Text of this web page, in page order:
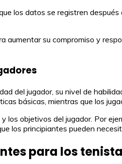
los datos se registren
aumentar su compromiso y
del jugador, su nivel de
básicas, mientras que los
objetivos del jugador. Por
los principiantes pueden
para los